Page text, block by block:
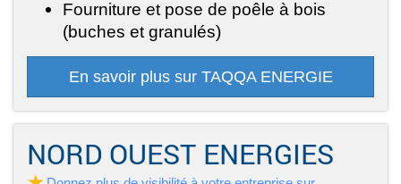
Fourniture et pose de poêle à bois
(buches et granulés)
En savoir plus sur TAQQA ENERGIE
NORD OUEST ENERGIES